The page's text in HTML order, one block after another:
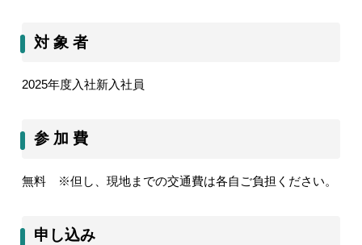
対 象 者
2025年度入社新入社員
参 加 費
無料 ※但し、現地までの交通費は各自ご負担ください。
申し込み